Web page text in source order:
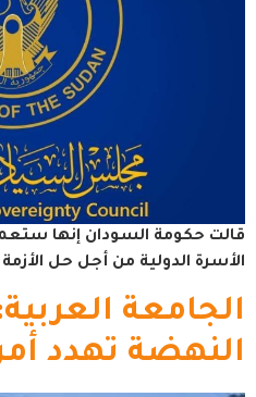
قالت حكومة السودان إنها
الأسرة الدولية من أجل حل الأزمة
الجامعة
النهضة تهدد